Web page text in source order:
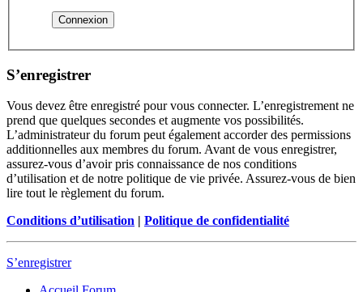
S’enregistrer
Vous devez être enregistré pour vous connecter. L’enregistrement ne
prend que quelques secondes et augmente vos possibilités.
L’administrateur du forum peut également accorder des permissions
additionnelles aux membres du forum. Avant de vous enregistrer,
assurez-vous d’avoir pris connaissance de nos conditions
d’utilisation et de notre politique de vie privée. Assurez-vous de bien
lire tout le règlement du forum.
Conditions d’utilisation | Politique de confidentialité
S’enregistrer